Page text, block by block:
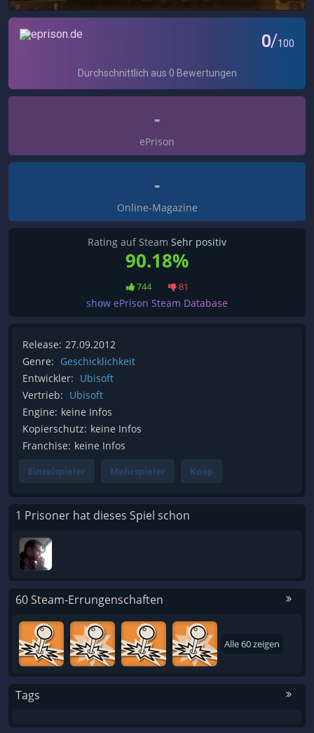
-
ePrison
-
Online-Magazine
Rating auf Steam Sehr positiv
90.18%
744 81
show ePrison Steam Database
Release: 27.09.2012
Genre: Geschicklichkeit
Entwickler: Ubisoft
Vertrieb: Ubisoft
Engine: keine Infos
Kopierschutz: keine Infos
Franchise: keine Infos
Einzelspieler Mehrspieler Koop
1 Prisoner hat dieses Spiel schon
60 Steam-Errungenschaften
Alle 60 zeigen
Tags